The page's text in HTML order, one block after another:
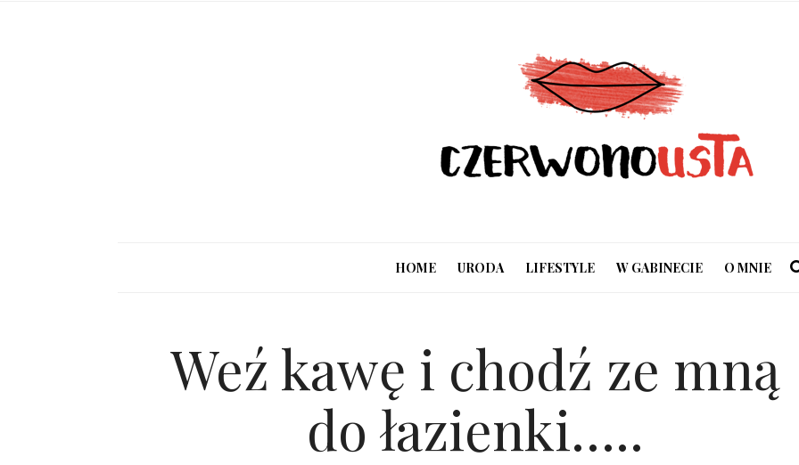
HOME URODA LIFESTYLE W GABINECIE O MNIE
Weź kawę i chodź ze mną
do łazienki…..